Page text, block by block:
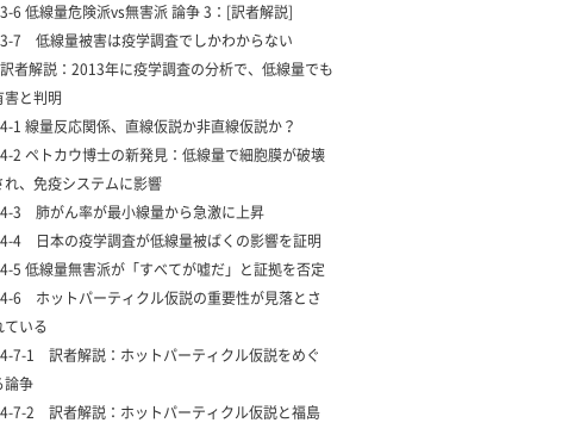
3-6 低線量危険派vs無害派 論争 3：[訳者解説]
3-7 低線量被害は疫学調査でしかわからない
訳者解説：2013年に疫学調査の分析で、低線量でも
害と判明
4-1 線量反応関係、直線仮説か非直線仮説か？
4-2 ペトカウ博士の新発見：低線量で細胞膜が破壊
れ、免疫システムに影響
4-3 肺がん率が最小線量から急激に上昇
4-4 日本の疫学調査が低線量被ばくの影響を証明
4-5 低線量無害派が「すべてが嘘だ」と証拠を否定
4-6 ホットパーティクル仮説の重要性が見落とさ
ている
4-7-1 訳者解説：ホットパーティクル仮説をめぐ
論争
4-7-2 訳者解説：ホットパーティクル仮説と福島